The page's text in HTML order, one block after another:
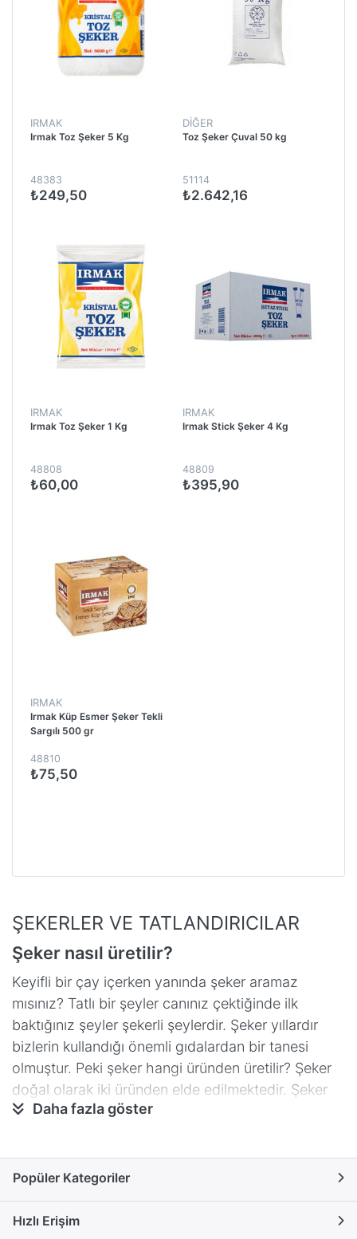
IRMAK
Irmak Toz Şeker 5 Kg
48383
₺249,50
DİĞER
Toz Şeker Çuval 50 kg
51114
₺2.642,16
IRMAK
Irmak Toz Şeker 1 Kg
48808
₺60,00
IRMAK
Irmak Stick Şeker 4 Kg
48809
₺395,90
IRMAK
Irmak Küp Esmer Şeker Tekli
Sargılı 500 gr
48810
₺75,50
ŞEKERLER VE TATLANDIRICILAR
Şeker nasıl üretilir?
Keyifli bir çay içerken yanında şeker aramaz
mısınız? Tatlı bir şeyler canınız çektiğinde ilk
baktığınız şeyler şekerli şeylerdir. Şeker yıllardır
bizlerin kullandığı önemli gıdalardan bir tanesi
olmuştur. Peki şeker hangi üründen üretilir? Şeker
doğal olarak iki üründen elde edilmektedir. Şeker
kamışı ve şeker pancarı. Dünya şeker pazarının
yaklaşık %75 ‘i de şeker kamışı şekerini tercih
etmektedir. Bunun ana nedeni, şeker kamışının
senede birkaç kez hasat edilebilmesi ve işletme
maliyetinin pancara göre çok daha düşük
Daha fazla göster
Popüler Kategoriler
Hızlı Erişim